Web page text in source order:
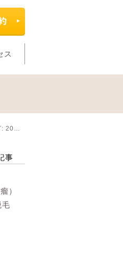
ス
さくらブログ: 2024年6月
事
）
毛